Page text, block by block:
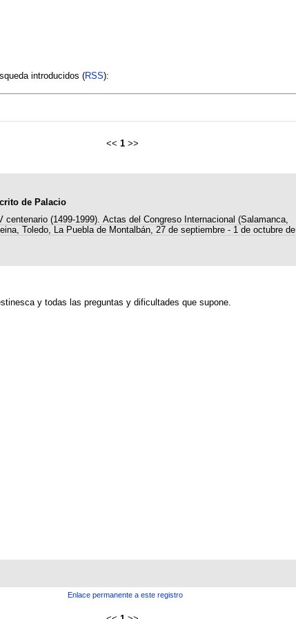
introducidos (RSS):
<< 1 >>
de Palacio
centenario (1499-1999). Actas del Congreso Internacional (Salamanca,
Toledo, La Puebla de Montalbán, 27 de septiembre - 1 de octubre de
y todas las preguntas y dificultades que supone.
Enlace permanente a este registro